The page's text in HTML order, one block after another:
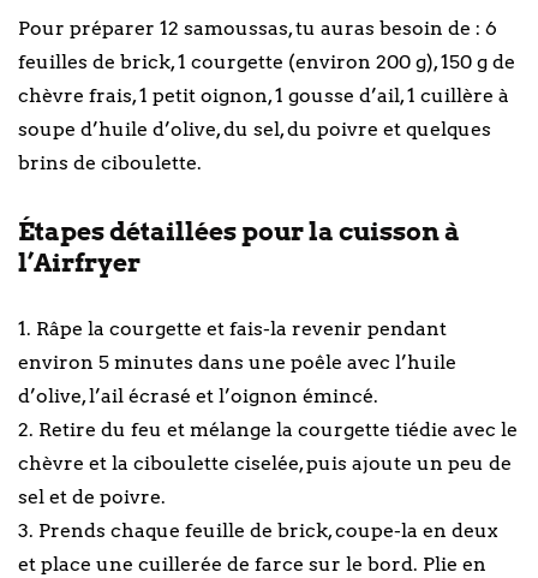
Pour préparer 12 samoussas, tu auras besoin de : 6
feuilles de brick, 1 courgette (environ 200 g), 150 g de
chèvre frais, 1 petit oignon, 1 gousse d’ail, 1 cuillère à
soupe d’huile d’olive, du sel, du poivre et quelques
brins de ciboulette.
Étapes détaillées pour la cuisson à
l’Airfryer
1. Râpe la courgette et fais-la revenir pendant
environ 5 minutes dans une poêle avec l’huile
d’olive, l’ail écrasé et l’oignon émincé.
2. Retire du feu et mélange la courgette tiédie avec le
chèvre et la ciboulette ciselée, puis ajoute un peu de
sel et de poivre.
3. Prends chaque feuille de brick, coupe-la en deux
et place une cuillerée de farce sur le bord. Plie en